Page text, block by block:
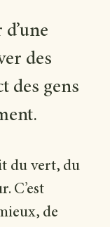
d’une
des
des gens
du vert, du
C’est
de